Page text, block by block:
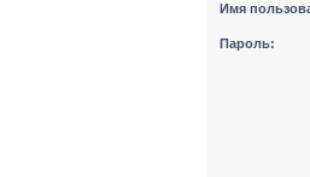
Имя
Пароль: